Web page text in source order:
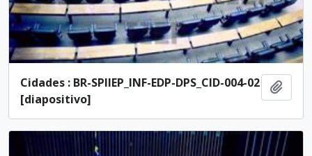
Cidades : BR-SPIIEP_INF-EDP-DPS_CID-004-02
[diapositivo]